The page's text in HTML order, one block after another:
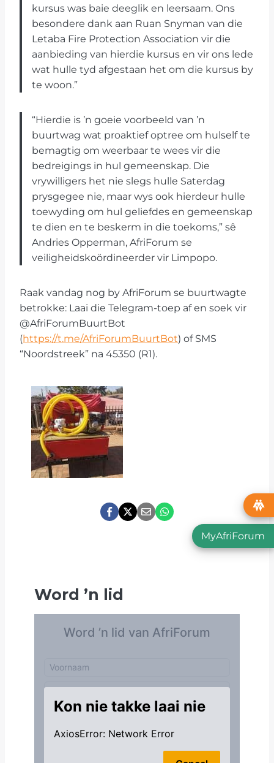
kursus was baie deeglik en leersaam. Ons
besondere dank aan Ruan Snyman van die
Letaba Fire Protection Association vir die
aanbieding van hierdie kursus en vir ons lede
wat hulle tyd afgestaan het om die kursus by
te woon.”
“Hierdie is ’n goeie voorbeeld van ’n
buurtwag wat proaktief optree om hulself te
bemagtig om weerbaar te wees vir die
bedreigings in hul gemeenskap. Die
vrywilligers het nie slegs hulle Saterdag
prysgegee nie, maar wys ook hierdeur hulle
toewyding om hul geliefdes en gemeenskap
te dien en te beskerm in die toekoms,” sê
Andries Opperman, AfriForum se
veiligheidskoördineerder vir Limpopo.
Raak vandag nog by AfriForum se buurtwagte
betrokke: Laai die Telegram-toep af en soek vir
@AfriForumBuurtBot
(https://t.me/AfriForumBuurtBot) of SMS
“Noordstreek” na 45350 (R1).
Word ’n lid
MyAfriForum